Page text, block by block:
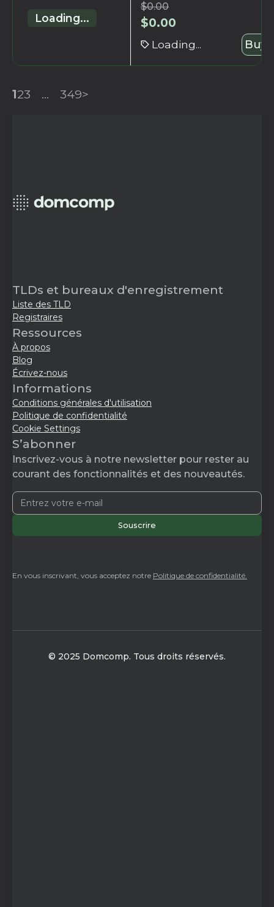
Loading...
$0.00
$0.00
Loading... Buy
123 ... 349>
TLDs et bureaux d'enregistrement
Liste des TLD
Registraires
Ressources
À propos
Blog
Écrivez-nous
Informations
Conditions générales d'utilisation
Politique de confidentialité
Cookie Settings
S’abonner
Inscrivez-vous à notre newsletter pour rester au
courant des fonctionnalités et des nouveautés.
En vous inscrivant, vous acceptez notre Politique de confidentialité.
© 2025 Domcomp. Tous droits réservés.